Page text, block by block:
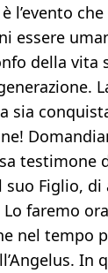
l’evento
essere
della vita
sia
testimone
suo Figlio, di
faremo
nel tempo
In